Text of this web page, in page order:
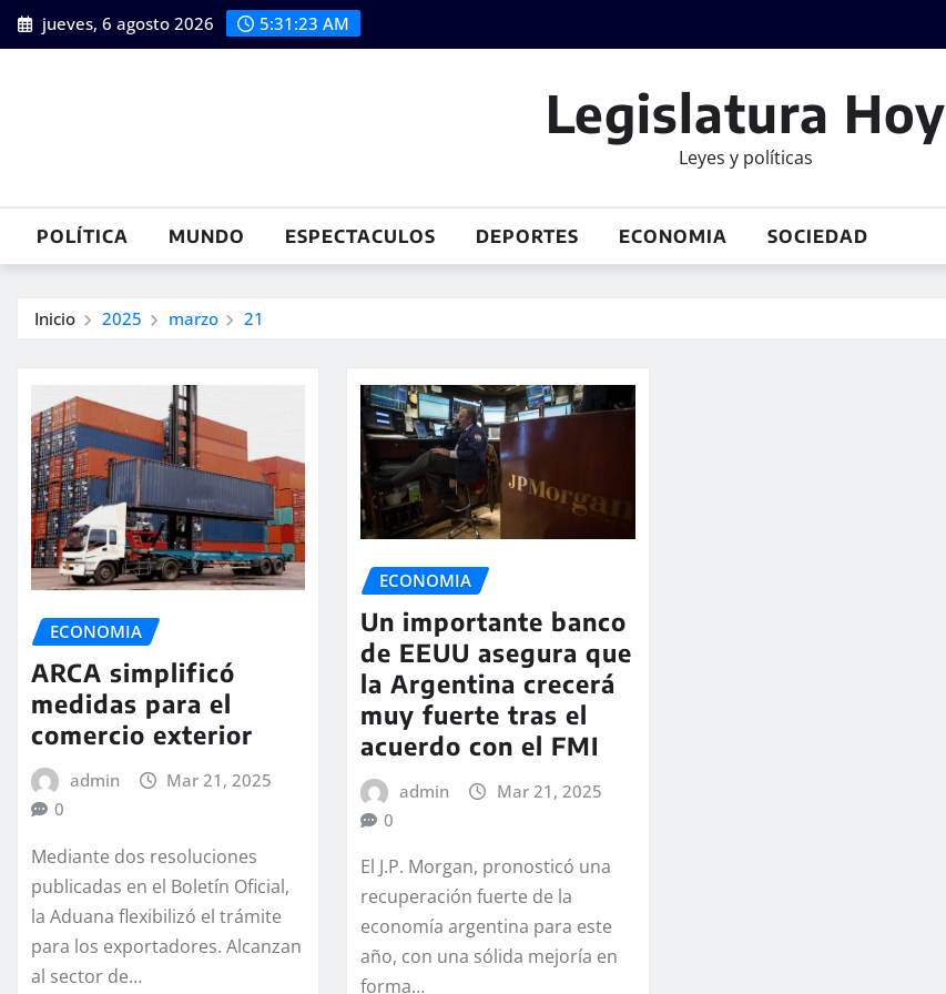
Saltar
al
jueves, 6 agosto 2026 5:31:24 AM
Legislatura Hoy
Leyes y políticas
POLÍTICA MUNDO ESPECTACULOS DEPORTES ECONOMIA SOCIEDAD
Inicio 2025 marzo 21
ECONOMIA
ARCA simplificó
medidas para el
comercio exterior
admin
Mar 21, 2025
0
Mediante dos resoluciones
publicadas en el Boletín Oficial,
la Aduana flexibilizó el trámite
para los exportadores. Alcanzan
al sector de…
ECONOMIA
Un importante banco
de EEUU asegura que
la Argentina crecerá
muy fuerte tras el
acuerdo con el FMI
admin
Mar 21, 2025
0
El J.P. Morgan, pronosticó una
recuperación fuerte de la
economía argentina para este
año, con una sólida mejoría en
forma…